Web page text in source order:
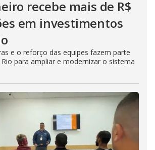
recebe mais de R$
em investimentos
e o reforço das equipes fazem parte
para ampliar e modernizar o sistema